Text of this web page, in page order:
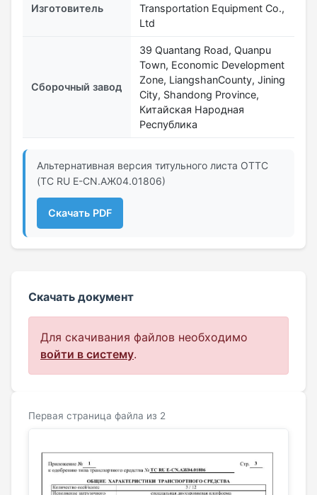
Изготовитель
Transportation Equipment Co.,
Ltd
Сборочный завод
39 Quantang Road, Quanpu
Town, Economic Development
Zone, LiangshanCounty, Jining
City, Shandong Province,
Китайская Народная
Республика
Альтернативная версия титульного листа ОТТС
(ТС RU Е-CN.АЖ04.01806)
Скачать PDF
Скачать документ
Для скачивания файлов необходимо
войти в систему.
Первая страница файла из 2